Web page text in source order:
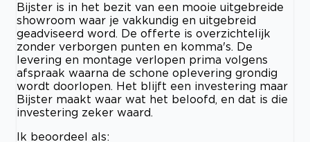
Bijster is in het bezit van een mooie uitgebreide
showroom waar je vakkundig en uitgebreid
geadviseerd word. De offerte is overzichtelijk
zonder verborgen punten en komma's. De
levering en montage verlopen prima volgens
afspraak waarna de schone oplevering grondig
wordt doorlopen. Het blijft een investering maar
Bijster maakt waar wat het beloofd, en dat is die
investering zeker waard.
Ik beoordeel als: